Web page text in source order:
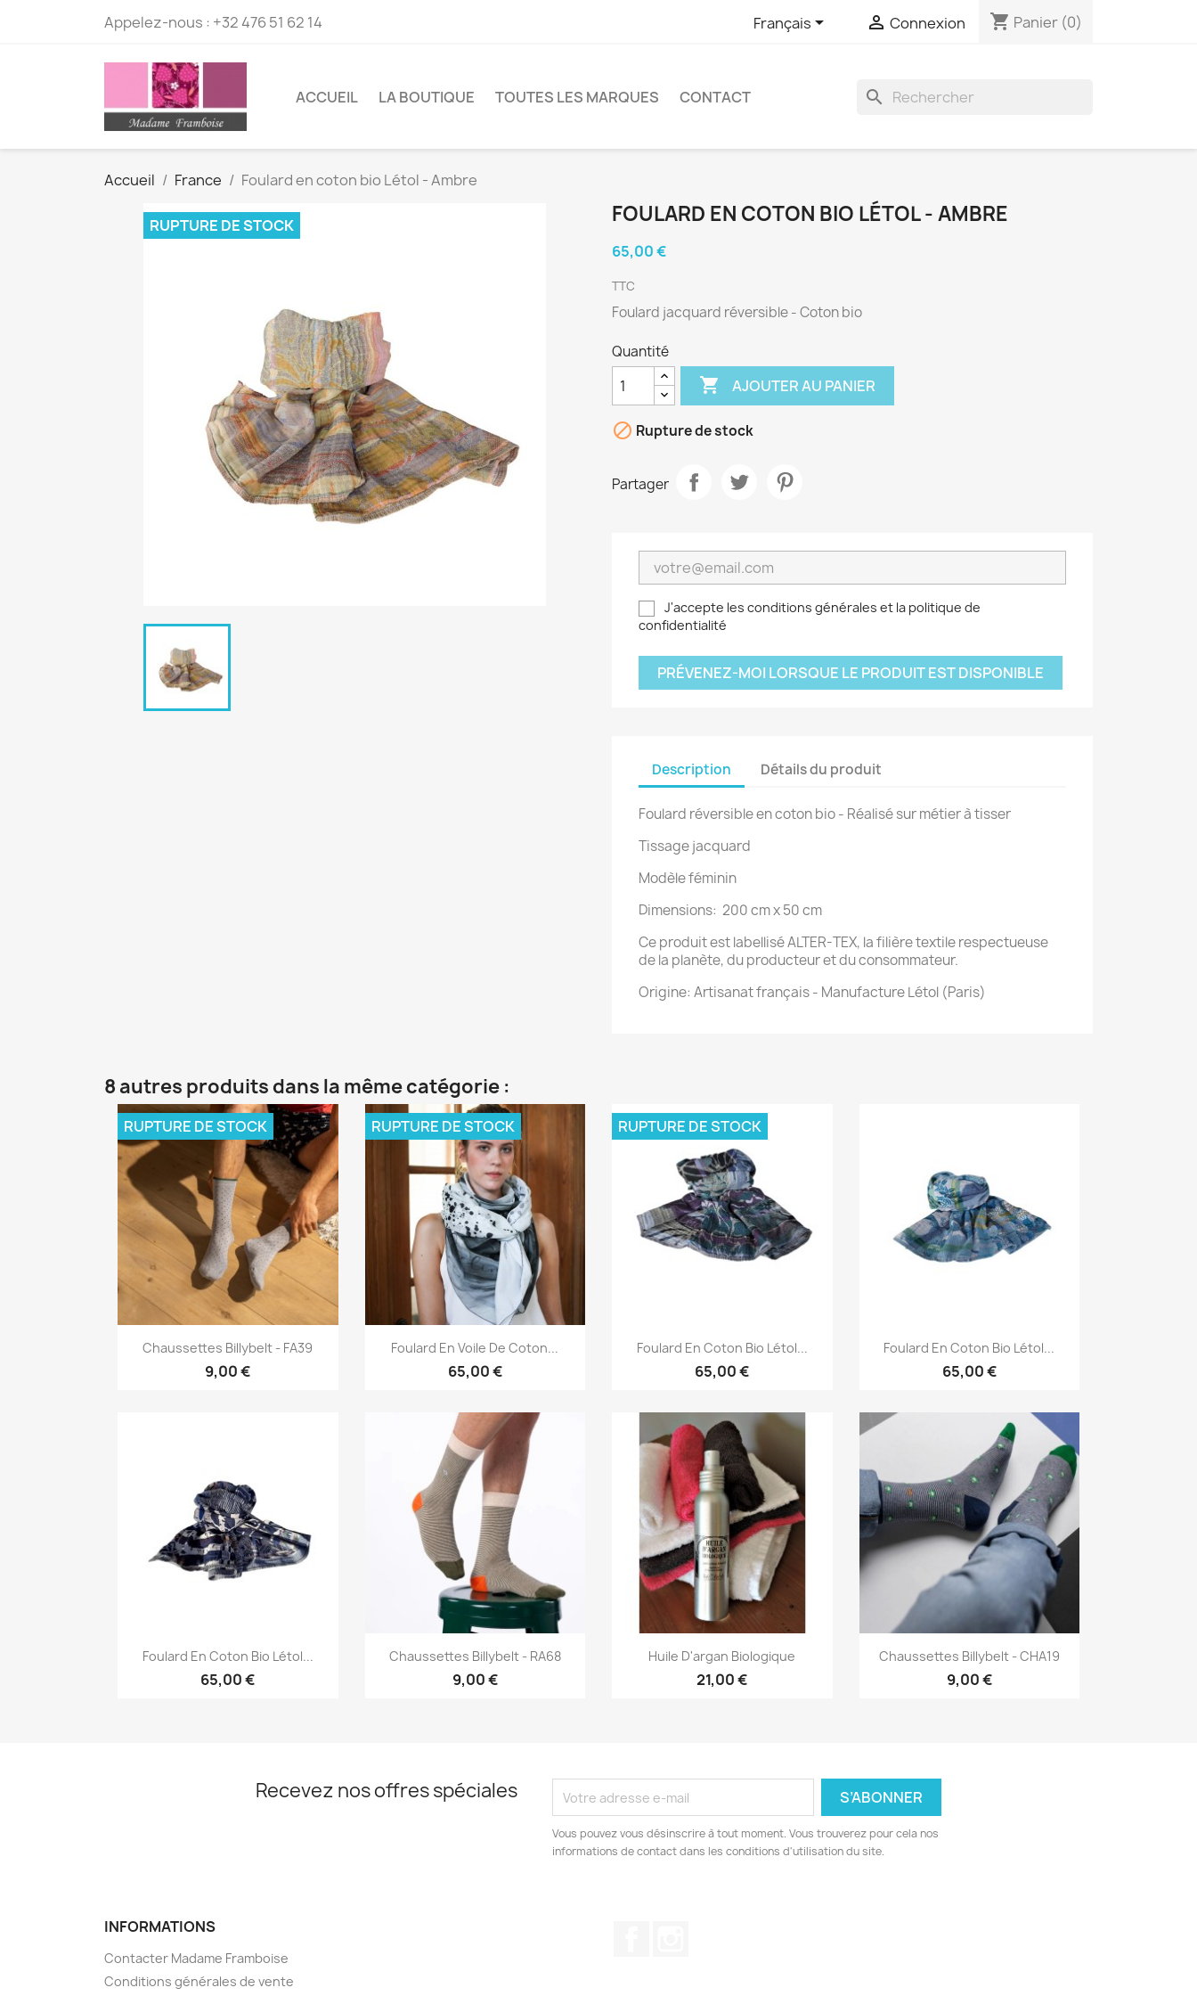
Appelez-nous : +32 476 51 62 14 Français  Connexion shopping_cart Panier (0)
ACCUEIL LA BOUTIQUE TOUTES LES MARQUES CONTACT 
Accueil France Foulard en coton bio Létol - Ambre
RUPTURE DE STOCK FOULARD EN COTON BIO LÉTOL - AMBRE
65,00 €
TTC
Foulard jacquard réversible - Coton bio
Quantité
 AJOUTER AU PANIER
 Rupture de stock
Partager
J'accepte les conditions générales et la politique de
confidentialité
PRÉVENEZ-MOI LORSQUE LE PRODUIT EST DISPONIBLE
Description Détails du produit
Foulard réversible en coton bio - Réalisé sur métier à tisser
Tissage jacquard
Modèle féminin
Dimensions: 200 cm x 50 cm
Ce produit est labellisé ALTER-TEX, la filière textile respectueuse
de la planète, du producteur et du consommateur.
Origine: Artisanat français - Manufacture Létol (Paris)
8 autres produits dans la même catégorie :
Aperçu rapide
Chaussettes Billybelt - FA39
9,00 €
RUPTURE DE STOCK
Aperçu rapide
Foulard En Voile De Coton...
65,00 €
RUPTURE DE STOCK
 Aperçu rapide
Foulard En Coton Bio Létol...
65,00 €
RUPTURE DE STOCK
 Aperçu rapide
Foulard En Coton Bio Létol...
65,00 €
 Aperçu rapide
Foulard En Coton Bio Létol...
65,00 €
Aperçu rapide
Chaussettes Billybelt - RA68
9,00 €
Aperçu rapide
Huile D'argan Biologique
21,00 €
Aperçu rapide
Chaussettes Billybelt - CHA19
9,00 €
Recevez nos offres spéciales
Vous pouvez vous désinscrire à tout moment. Vous trouverez pour cela nos
informations de contact dans les conditions d'utilisation du site.
INFORMATIONS
Contacter Madame Framboise
Conditions générales de vente